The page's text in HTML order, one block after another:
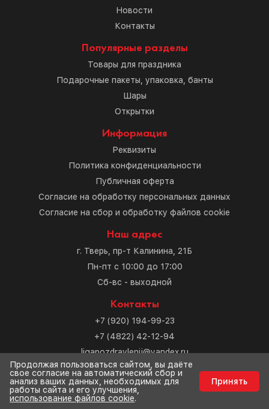
Новости
Контакты
Популярные разделы
Товары для праздника
Подарочные пакеты, упаковка, банты
Шары
Открытки
Информация
Реквизиты
Политика конфиденциальности
Публичная оферта
Согласие на обработку персональных данных
Согласие на сбор и обработку файлов cookie
Наш адрес
г. Тверь, пр-т Калинина, 21Б
Пн-пт с 10:00 до 17:00
Сб-вс - выходной
Контакты
+7 (920) 194-99-23
+7 (4822) 42-12-94
ligapozdravlenij@yandex.ru
Разработка сайта
Продолжая пользоваться сайтом, вы даёте
свое согласие на автоматический сбор и
анализ ваших данных, необходимых для
работы сайта и его улучшения,
использование файлов cookie.
Принять